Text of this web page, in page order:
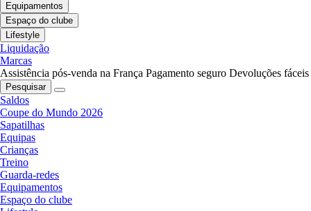
Equipamentos
Espaço do clube
Lifestyle
Liquidação
Marcas
Assistência pós-venda na França Pagamento seguro Devoluções fáceis
Pesquisar
Saldos
Coupe do Mundo 2026
Sapatilhas
Equipas
Crianças
Treino
Guarda-redes
Equipamentos
Espaço do clube